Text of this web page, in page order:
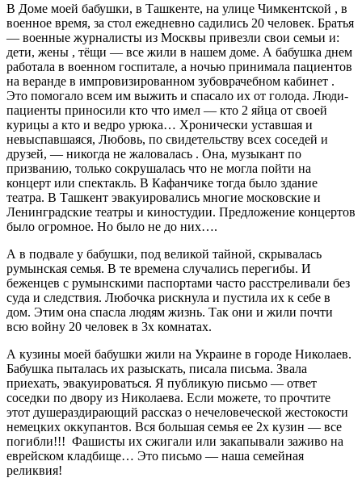
В Доме моей бабушки, в Ташкенте, на улице Чимкентской , в
военное время, за стол ежедневно садились 20 человек. Братья
— военные журналисты из Москвы привезли свои семьи и:
дети, жены , тёщи — все жили в нашем доме. А бабушка днем
работала в военном госпитале, а ночью принимала пациентов
на веранде в импровизированном зубоврачебном кабинет .
Это помогало всем им выжить и спасало их от голода. Люди-
пациенты приносили кто что имел — кто 2 яйца от своей
курицы а кто и ведро урюка… Хронически уставшая и
невыспавшаяся, Любовь, по свидетельству всех соседей и
друзей, — никогда не жаловалась . Она, музыкант по
призванию, только сокрушалась что не могла пойти на
концерт или спектакль. В Кафанчике тогда было здание
театра. В Ташкент эвакуировались многие московские и
Ленинградские театры и киностудии. Предложение концертов
было огромное. Но было не до них….
А в подвале у бабушки, под великой тайной, скрывалась
румынская семья. В те времена случались перегибы. И
беженцев с румынскими паспортами часто расстреливали без
суда и следствия. Любочка рискнула и пустила их к себе в
дом. Этим она спасла людям жизнь. Так они и жили почти
всю войну 20 человек в 3х комнатах.
А кузины моей бабушки жили на Украине в городе Николаев.
Бабушка пыталась их разыскать, писала письма. Звала
приехать, эвакуироваться. Я публикую письмо — ответ
соседки по двору из Николаева. Если можете, то прочтите
этот душераздирающий рассказ о нечеловеческой жестокости
немецких оккупантов. Вся большая семья ее 2х кузин — все
погибли!!! Фашисты их сжигали или закапывали заживо на
еврейском кладбище… Это письмо — наша семейная
реликвия!